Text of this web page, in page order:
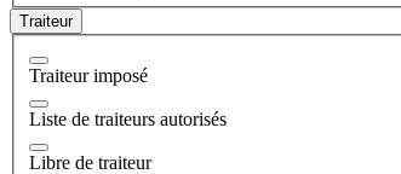
Traiteur
Traiteur imposé
Liste de traiteurs autorisés
Libre de traiteur